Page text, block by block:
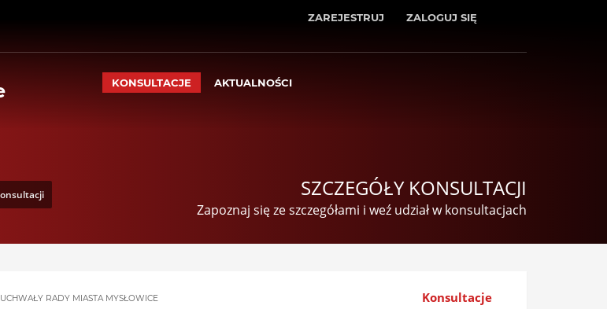
Przejdź do mapy serwisu
ZAREJESTRUJ ZALOGUJ SIĘ
KONSULTACJE AKTUALNOŚCI
SZCZEGÓŁY KONSULTACJI
Zapoznaj się ze szczegółami i weź udział w konsultacjach
RADY MIASTA MYSŁOWICE
Konsultacje